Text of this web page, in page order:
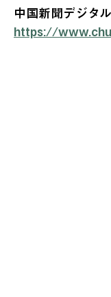
中国新聞デジタル
https://